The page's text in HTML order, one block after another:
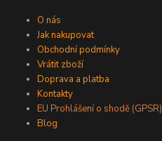
O nás
Jak nakupovat
Obchodní podmínky
Vrátit zboží
Doprava a platba
Kontakty
EU Prohlášení o shodě (GPSR)
Blog